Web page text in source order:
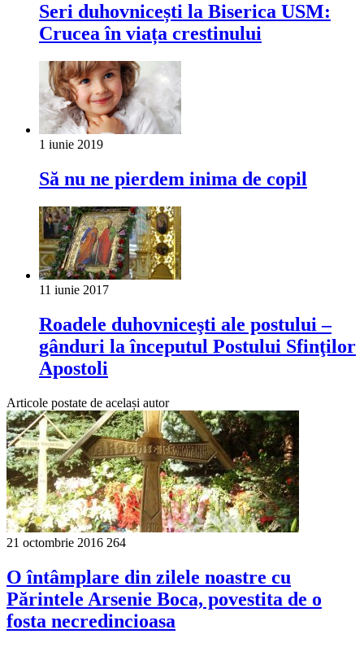
Seri duhovnicești la Biserica USM:
Crucea în viața crestinului
1 iunie 2019
Să nu ne pierdem inima de copil
11 iunie 2017
Roadele duhovniceşti ale postului –
gânduri la începutul Postului Sfinţilor
Apostoli
Articole postate de același autor
21 octombrie 2016 264
O întâmplare din zilele noastre cu
Părintele Arsenie Boca, povestita de o
fosta necredincioasa